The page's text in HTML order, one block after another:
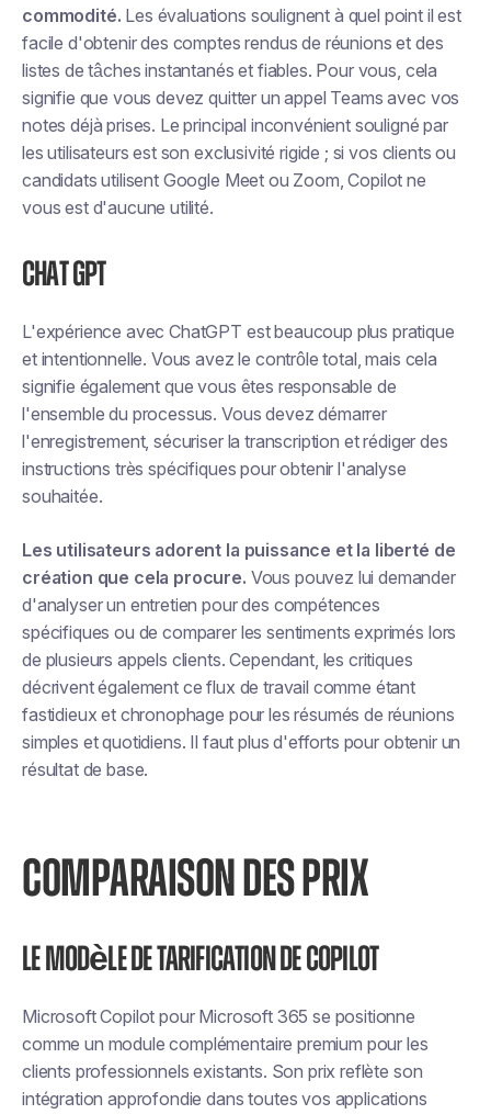
commodité. Les évaluations soulignent à quel point il est
facile d'obtenir des comptes rendus de réunions et des
listes de tâches instantanés et fiables. Pour vous, cela
signifie que vous devez quitter un appel Teams avec vos
notes déjà prises. Le principal inconvénient souligné par
les utilisateurs est son exclusivité rigide ; si vos clients ou
candidats utilisent Google Meet ou Zoom, Copilot ne
vous est d'aucune utilité.
Chat GPT
L'expérience avec ChatGPT est beaucoup plus pratique
et intentionnelle. Vous avez le contrôle total, mais cela
signifie également que vous êtes responsable de
l'ensemble du processus. Vous devez démarrer
l'enregistrement, sécuriser la transcription et rédiger des
instructions très spécifiques pour obtenir l'analyse
souhaitée.
Les utilisateurs adorent la puissance et la liberté de
création que cela procure. Vous pouvez lui demander
d'analyser un entretien pour des compétences
spécifiques ou de comparer les sentiments exprimés lors
de plusieurs appels clients. Cependant, les critiques
décrivent également ce flux de travail comme étant
fastidieux et chronophage pour les résumés de réunions
simples et quotidiens. Il faut plus d'efforts pour obtenir un
résultat de base.
COMPARAISON DES PRIX
Le modèle de tarification de Copilot
Microsoft Copilot pour Microsoft 365 se positionne
comme un module complémentaire premium pour les
clients professionnels existants. Son prix reflète son
intégration approfondie dans toutes vos applications